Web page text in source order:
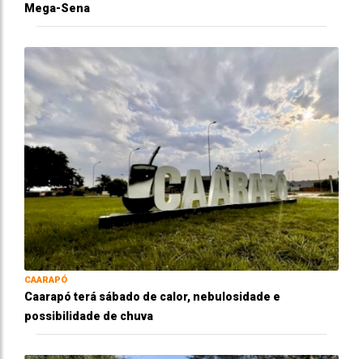
Mega-Sena
CAARAPÓ
Caarapó terá sábado de calor, nebulosidade e
possibilidade de chuva